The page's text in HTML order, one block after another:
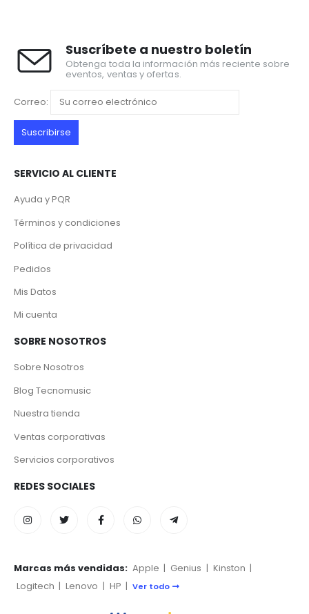
Suscríbete a nuestro boletín
Obtenga toda la información más reciente sobre
eventos, ventas y ofertas.
Correo:
SERVICIO AL CLIENTE
Ayuda y PQR
Términos y condiciones
Política de privacidad
Pedidos
Mis Datos
Mi cuenta
SOBRE NOSOTROS
Sobre Nosotros
Blog Tecnomusic
Nuestra tienda
Ventas corporativas
Servicios corporativos
REDES SOCIALES
Marcas más vendidas: Apple | Genius | Kinston |
Logitech | Lenovo | HP | Ver todo